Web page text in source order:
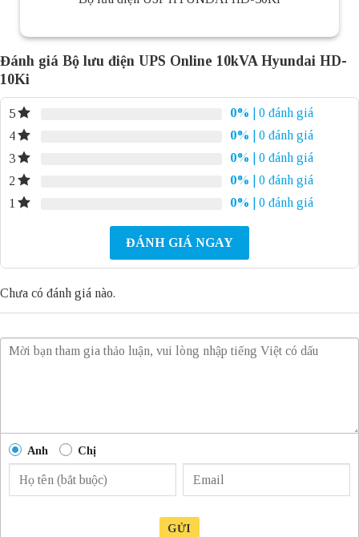
Đánh giá Bộ lưu điện UPS Online 10kVA Hyundai HD-
10Ki
5 0%
| 0 đánh giá
4
0%
| 0 đánh giá
3
0%
| 0 đánh giá
2
0%
| 0 đánh giá
1
0% | 0 đánh giá
ĐÁNH GIÁ NGAY
Chưa có đánh giá nào.
Anh Chị
GỬI